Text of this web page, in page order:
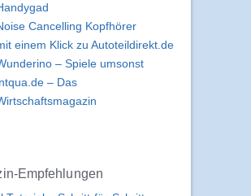
Cancelling Kopfhörer
einem Klick zu Autoteildirekt.de
– Spiele umsonst
– Das
Empfehlungen